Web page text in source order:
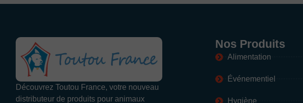
Découvrez Toutou France, votre nouveau
distributeur de produits pour animaux
Nos Produits
Alimentation
Événementiel
Hygiène